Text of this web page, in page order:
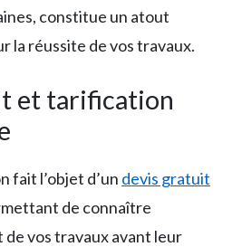
constitue un atout
la réussite de vos travaux.
et tarification
fait l’objet d’un devis gratuit
de connaître
vos travaux avant leur